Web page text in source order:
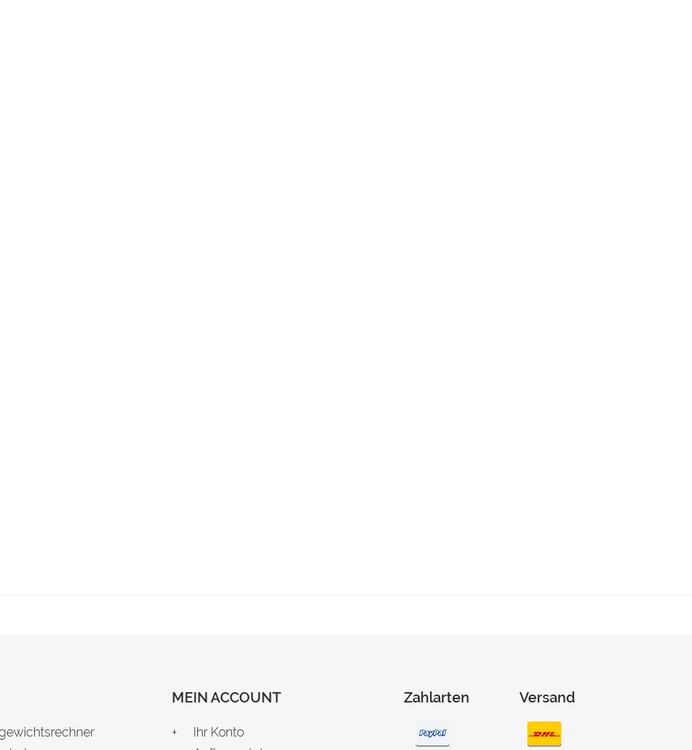
MEIN ACCOUNT
Ihr Konto
Zahlarten Versand